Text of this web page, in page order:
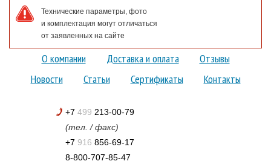
Технические параметры, фото
и комплектация могут отличаться
от заявленных на сайте
О компании Доставка и оплата
Отзывы
Новости
Статьи Сертификаты Контакты
+7 499 213-00-79
(тел. / факс)
+7 916 856-69-17
8-800-707-85-47